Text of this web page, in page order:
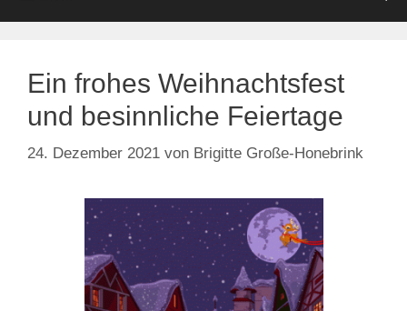
Ein frohes Weihnachtsfest
und besinnliche Feiertage
24. Dezember 2021 von Brigitte Große-Honebrink